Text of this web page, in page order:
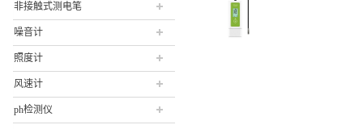
非接触式测电笔
噪音计
照度计
风速计
ph检测仪